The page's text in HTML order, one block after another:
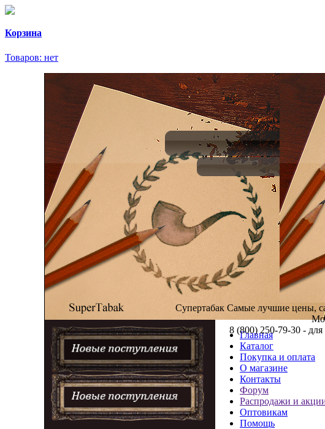
Корзина
Товаров: нет
Супертабак Самые лучшие цены,
8 (800) 250-79-30 -
Главная
Каталог
Покупка и оплата
О магазине
Контакты
Форум
Распродажи и
Оптовикам
Помощь